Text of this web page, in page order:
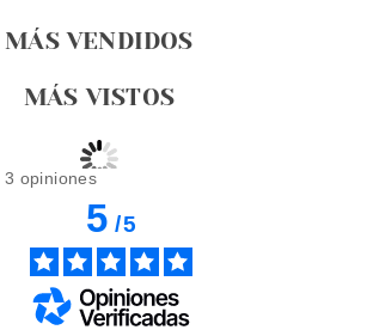
MÁS VENDIDOS
MÁS VISTOS
3 opiniones
5/5